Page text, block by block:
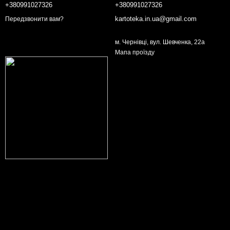
+380991027326
Передзвонити вам?
+380991027326
kartoteka.in.ua@gmail.com
м. Чернівці, вул. Шевченка, 22а
Мапа проїзду